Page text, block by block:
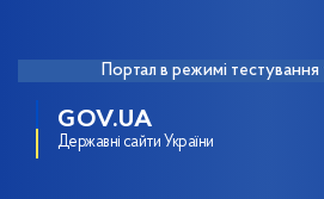
Портал в режимі тестування
GOV.UA
Державні сайти України